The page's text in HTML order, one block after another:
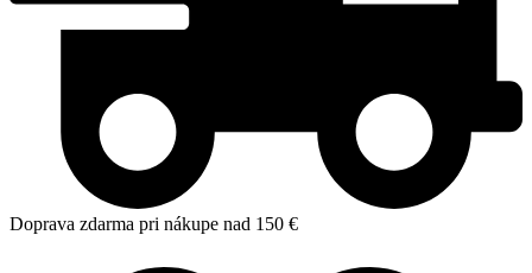
Doprava zdarma pri nákupe nad 150 €